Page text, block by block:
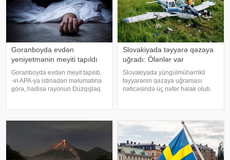
Goranboyda evdən
yeniyetmənin meyiti tapıldı
Goranboyda evdən meyit tapılıb.
-ın APA-ya istinadən məlumatına
görə, hadisə rayonun Düzqışlaq
aşkarlanıb. Hazırda hadis
Slovakiyada təyyarə qəzaya
uğradı: Ölənlər var
Slovakiyada yüngülmühərrikli
təyyarənin qəzaya uğraması
nəticəsində üç nəfər həlak olub.
məlumat yayıb. Agentliyin
məlumatına görə, hadis